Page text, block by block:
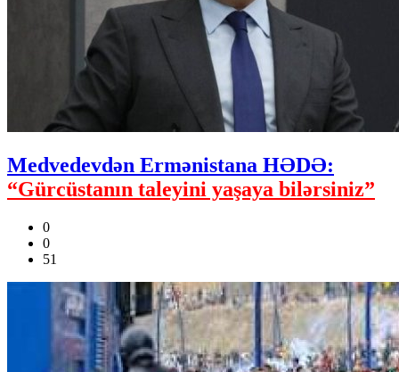
Medvedevdən Ermənistana HƏDƏ:
“Gürcüstanın taleyini yaşaya bilərsiniz”
0
0
51